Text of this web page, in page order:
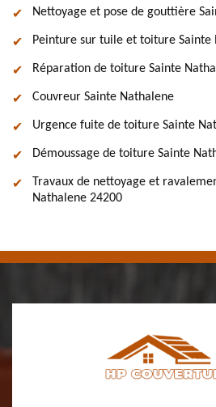
Nettoyage et pose de gouttière
Peinture sur tuile et toiture Sainte
Réparation de toiture Sainte
Couvreur Sainte Nathalene
Urgence fuite de toiture Sainte
Démoussage de toiture Sainte
Travaux de nettoyage et
Nathalene 24200